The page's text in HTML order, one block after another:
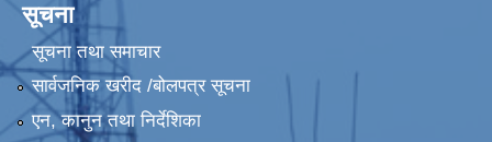
सूचना
सूचना तथा समाचार
सार्वजनिक खरीद /बोलपत्र सूचना
एन, कानुन तथा निर्देशिका